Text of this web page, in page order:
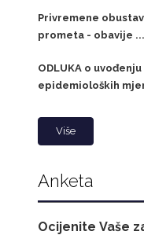
Privremene
prometa - obavije ...
ODLUKA o uvođenju
epidemioloških
Više
Anketa
Ocijenite Vaše